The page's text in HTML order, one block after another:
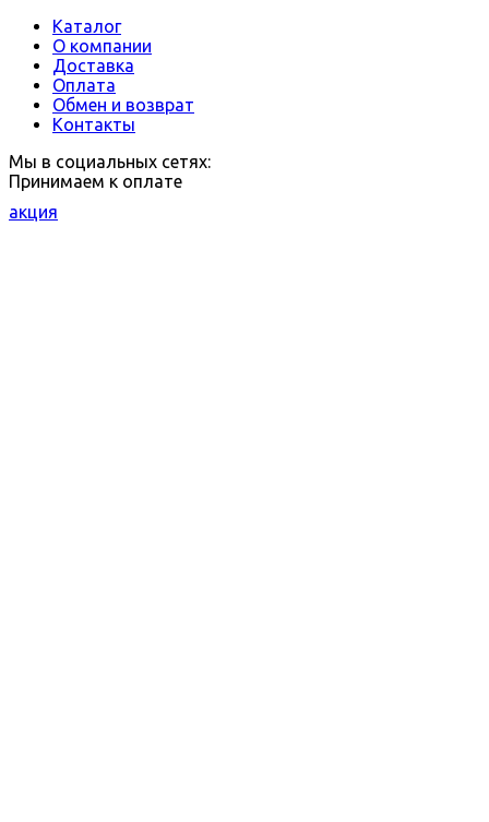
Каталог
О компании
Доставка
Оплата
Обмен и возврат
Контакты
Мы в социальных сетях:
Принимаем к оплате
акция